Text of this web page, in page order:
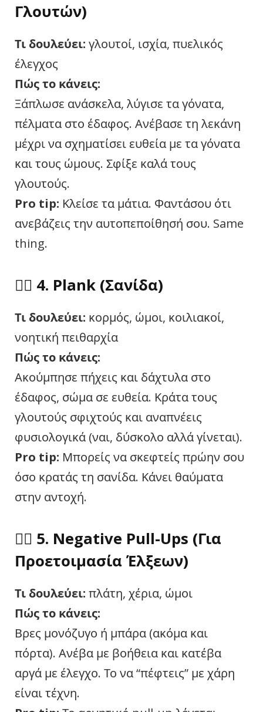
Γλουτών)
Τι δουλεύει: γλουτοί, ισχία, πυελικός
έλεγχος
Πώςτο κάνεις:
Ξάπλωσε ανάσκελα, λύγισε τα γόνατα,
πέλματα στο έδαφος. Ανέβασε τη λεκάνη
μέχρι να σχηματίσει ευθεία με τα γόνατα
και τους ώμους. Σφίξε καλά τους
γλουτούς.
Pro tip: Κλείσε τα μάτια. Φαντάσου ότι
ανεβάζεις την αυτοπεποίθησή σου. Same
thing.
🧍‍♀️ 4. Plank (Σανίδα)
Τι δουλεύει: κορμός, ώμοι, κοιλιακοί,
νοητική πειθαρχία
Πώς το κάνεις:
Ακούμπησε πήχεις και δάχτυλα στο
έδαφος, σώμα σε ευθεία. Κράτα τους
γλουτούς σφιχτούς και αναπνέεις
φυσιολογικά (ναι, δύσκολο αλλά γίνεται).
Pro tip: Μπορείς να σκεφτείς πρώην σου
όσο κρατάς τη σανίδα. Κάνει θαύματα
στην αντοχή.
🏋️‍♀️ 5. Negative Pull-Ups (Για
Προετοιμασία Έλξεων)
Τι δουλεύει: πλάτη, χέρια, ώμοι
Πώς το κάνεις:
Βρες μονόζυγο ή μπάρα (ακόμα και
πόρτα). Ανέβα με βοήθεια και κατέβα
αργά με έλεγχο. Το να “πέφτεις” με χάρη
είναι τέχνη.